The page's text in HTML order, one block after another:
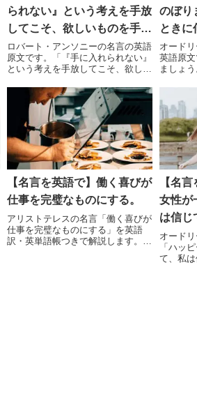
られない』という考えを手放
してこそ、欲しいものを手に
入れられるのです。
ロバート・アンソニーの名言の英語
原文です。「『手に入れられない』
という考えを手放してこそ、欲しい
のぼり
ときに
をさが
オード
英語原
ましょ
だから人
付いた
す。」
【名言を英語で】働く喜びが
仕事を完璧なものにする。
アリストテレスの名言「働く喜びが
仕事を完璧なものにする」を英語
訳・英単語帳つきで解説します。働
【名
女性が
は信じ
オード
「ハッ
て、私は